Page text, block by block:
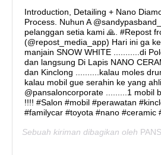
Introduction, Detailing + Nano
Process. Nuhun A
pelanggan setia kami 🙏. #Repost
(@repost_media_app) Hari ini ga
manjain SNOW WHITE ...........di
dan langsung Di Lapis NANO
dan Kinclong ..........kalau moles
kalau mobil gue serahin ke yang ahli
@pansaloncorporate .........1 mobil
!!!! #Salon #mobil #perawatan
#familycar #toyota #nano #ceramic
Sebuah kiriman dibagikan oleh